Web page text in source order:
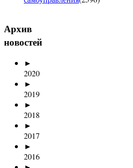
Архив
новостей
►
2020
►
2019
►
2018
►
2017
►
2016